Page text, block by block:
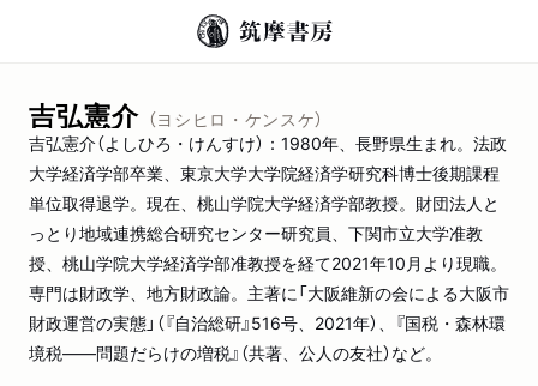
吉弘憲介 （ヨシヒロ・ケンスケ）
吉弘憲介（よしひろ・けんすけ）：1980年、長野県生まれ。法政
大学経済学部卒業、東京大学大学院経済学研究科博士後期課程
単位取得退学。現在、桃山学院大学経済学部教授。財団法人と
っとり地域連携総合研究センター研究員、下関市立大学准教
授、桃山学院大学経済学部准教授を経て2021年10月より現職。
専門は財政学、地方財政論。主著に「大阪維新の会による大阪市
財政運営の実態」（『自治総研』516号、2021年）、『国税・森林環
境税――問題だらけの増税』（共著、公人の友社）など。